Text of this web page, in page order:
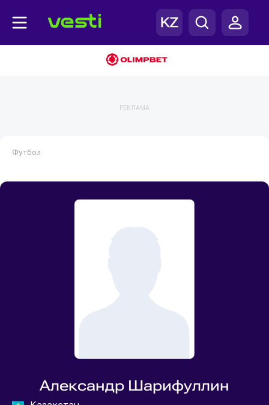
РЕКЛАМА
Футбол
Александр Шарифуллин